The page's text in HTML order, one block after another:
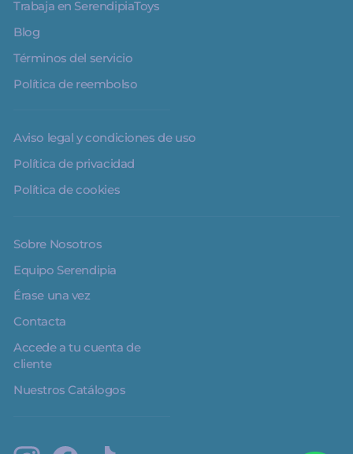
Trabaja en SerendipiaToys
Blog
Términos del servicio
Política de reembolso
Aviso legal y condiciones de uso
Política de privacidad
Política de cookies
Sobre Nosotros
Equipo Serendipia
Érase una vez
Contacta
Accede a tu cuenta de
cliente
Nuestros Catálogos